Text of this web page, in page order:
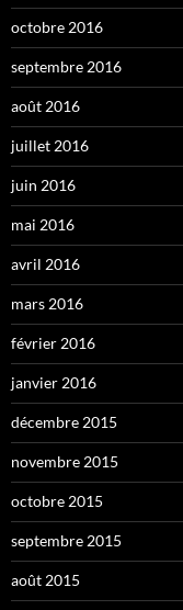
octobre 2016
septembre 2016
août 2016
juillet 2016
juin 2016
mai 2016
avril 2016
mars 2016
février 2016
janvier 2016
décembre 2015
novembre 2015
octobre 2015
septembre 2015
août 2015